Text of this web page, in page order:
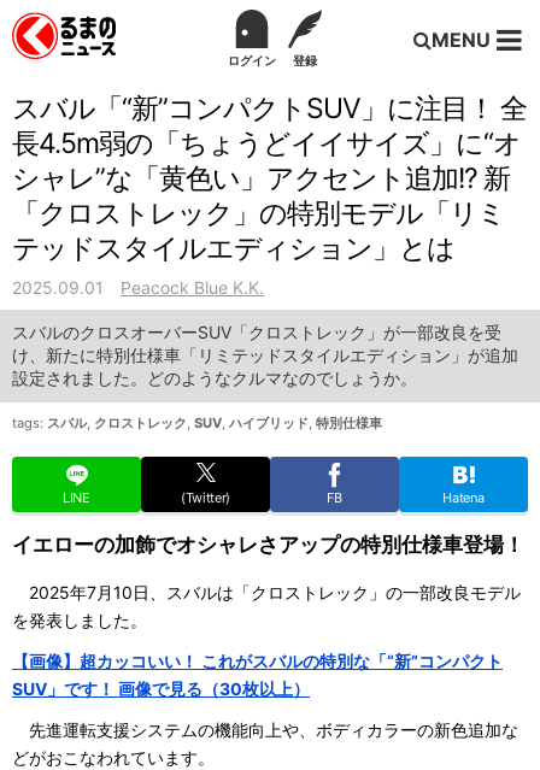
ログイン 登録
MENU
スバル「“新”コンパクトSUV」に注目！ 全
長4.5m弱の「ちょうどイイサイズ」に“オ
シャレ”な「黄色い」アクセント追加!? 新
「クロストレック」の特別モデル「リミ
テッドスタイルエディション」とは
2025.09.01 Peacock Blue K.K.
スバルのクロスオーバーSUV「クロストレック」が一部改良を受
け、新たに特別仕様車「リミテッドスタイルエディション」が追加
設定されました。どのようなクルマなのでしょうか。
tags: スバル, クロストレック, SUV, ハイブリッド, 特別仕様車
LINE (Twitter) FB Hatena
イエローの加飾でオシャレさアップの特別仕様車登場！
2025年7月10日、スバルは「クロストレック」の一部改良モデル
を発表しました。
【画像】超カッコいい！ これがスバルの特別な「“新”コンパクト
SUV」です！ 画像で見る（30枚以上）
先進運転支援システムの機能向上や、ボディカラーの新色追加な
どがおこなわれています。